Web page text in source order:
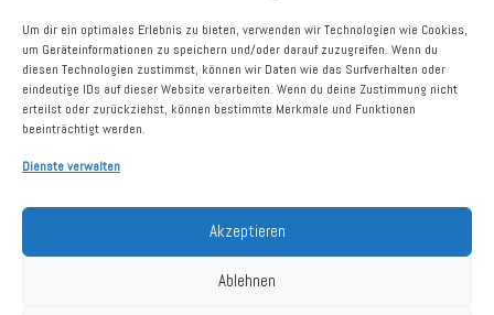
Um dir ein optimales Erlebnis zu bieten, verwenden wir Technologien wie Cookies,
um Geräteinformationen zu speichern und/oder darauf zuzugreifen. Wenn du
diesen Technologien zustimmst, können wir Daten wie das Surfverhalten oder
eindeutige IDs auf dieser Website verarbeiten. Wenn du deine Zustimmung nicht
erteilst oder zurückziehst, können bestimmte Merkmale und Funktionen
beeinträchtigt werden.
Dienste verwalten
Akzeptieren
Ablehnen
ein neuer Mietvertrag mit Café Wetzel für eine Teilfläche von gut
400 qm des ehemaligen A.T.U geschlossen, für die übrigen Flächen
laufen Verhandlungen. In Höhn wurde bereits ein Mietvertrag mit
einem Fitness-Studio unterzeichnet, welcher eine künftige
Vollvermietung sicherstellt. Hier gibt es auch mit anderen Mietern
Gespräche mit dem Ziel, das Objekt umfassender neu
Schwarmstedt und das Gebäude des ehemaligen B1 Baumarkts in
Dinslaken jeweils notarielle Verkaufsverträge unterzeichnet. Die
Veräußerung der beiden ersteren erfolgt aufgrund der geringen
Dinslaken trennt sich DEFAMA von der rund 6.700 qm